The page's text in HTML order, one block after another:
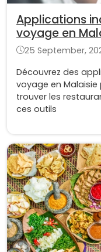
Applications
voyage en
25 September,
Découvrez des
voyage en
trouver les
ces outils